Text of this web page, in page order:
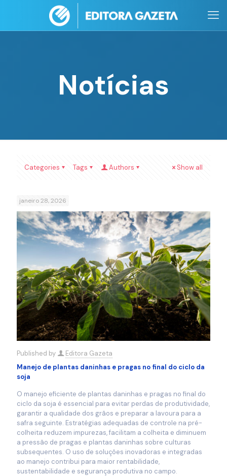
Notícias
Categories Tags Authors Show all
janeiro 28, 2026
Published by
Editora Gazeta
Manejo de plantas daninhas e pragas no final do ciclo da
soja
O manejo eficiente de plantas daninhas e pragas no final do
ciclo da soja é essencial para evitar perdas de produtividade,
garantir a qualidade dos grãos e preparar a lavoura para a
safra seguinte. Estratégias adequadas de controle na pré-
colheita reduzem impurezas, facilitam a colheita e diminuem
a pressão de pragas e plantas daninhas sobre culturas
subsequentes. O uso de soluções inovadoras e integradas
ao manejo contribui para maior rentabilidade,
sustentabilidade e segurança produtiva no campo.